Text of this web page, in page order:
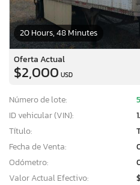
20 Hours, 48 Minutes
Oferta Actual
$2,000 USD
Número de lote:
ID vehicular (VIN):
Título:
Fecha de Venta:
Odómetro:
Valor Actual Efectivo: